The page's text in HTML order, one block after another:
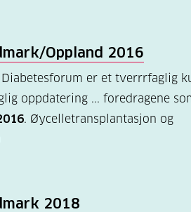
Oppland 2016
Diabetesforum er et tverrrfaglig
oppdatering ... foredragene
. Øycelletransplantasjon og
2018